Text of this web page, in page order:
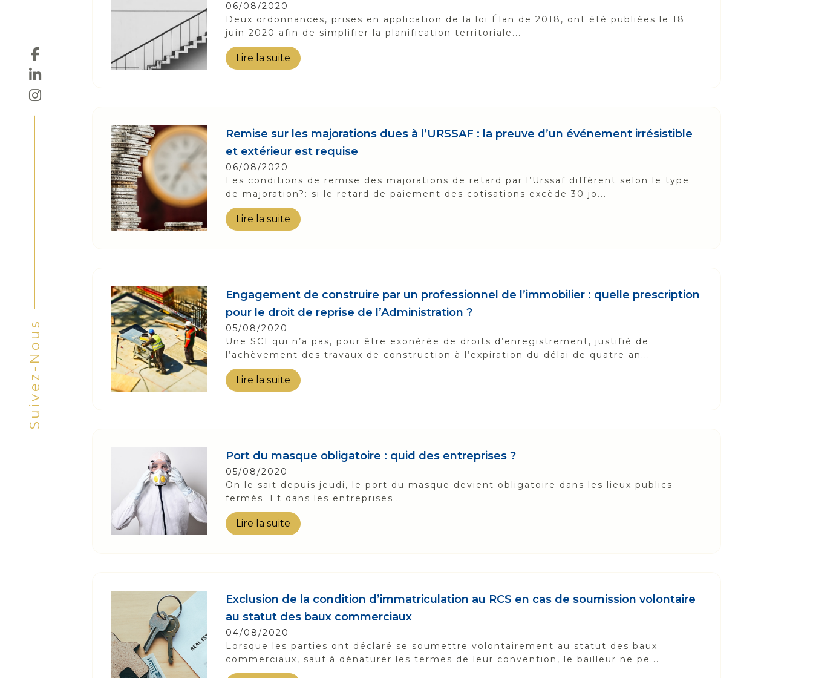
Suivez-Nous
06/08/2020
Deux ordonnances, prises en application de la loi Élan de 2018, ont été publiées le 18
juin 2020 afin de simplifier la planification territoriale...
Lire la suite
Remise sur les majorations dues à l’URSSAF : la preuve d’un événement irrésistible
et extérieur est requise
06/08/2020
Les conditions de remise des majorations de retard par l’Urssaf diffèrent selon le type
de majoration?: si le retard de paiement des cotisations excède 30 jo...
Lire la suite
Engagement de construire par un professionnel de l’immobilier : quelle prescription
pour le droit de reprise de l’Administration ?
05/08/2020
Une SCI qui n’a pas, pour être exonérée de droits d’enregistrement, justifié de
l’achèvement des travaux de construction à l’expiration du délai de quatre an...
Lire la suite
Port du masque obligatoire : quid des entreprises ?
05/08/2020
On le sait depuis jeudi, le port du masque devient obligatoire dans les lieux publics
fermés. Et dans les entreprises...
Lire la suite
Exclusion de la condition d’immatriculation au RCS en cas de soumission volontaire
au statut des baux commerciaux
04/08/2020
Lorsque les parties ont déclaré se soumettre volontairement au statut des baux
commerciaux, sauf à dénaturer les termes de leur convention, le bailleur ne pe...
Information sur les cookies
Nous avons recours à des cookies techniques pour assurer le
bon fonctionnement du site, nous utilisons également des
cookies soumis à votre consentement pour collecter des
statistiques de visite.
Plus d'informations